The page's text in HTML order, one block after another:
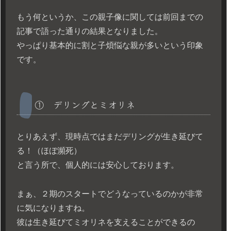
もう何というか、この親子像に関しては前回までの
記事で語った通りの結果となりました。
やっぱり基本的に割と子煩悩な親が多いという印象
です。
① デリングとミオリネ
とりあえず、現時点ではまだデリングが生き延びて
る！（ほぼ瀕死）
と言う所で、個人的には安心しております。
まぁ、２期のスタートでどうなっているのかが非常
に気になりますね。
彼は生き延びてミオリネを支えることができるの